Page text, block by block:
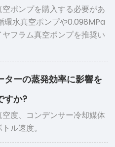
ポンプを購入する必要があ
環水真空ポンプや0.098MPa
フラム真空ポンプを推奨い
ターの蒸発効率に影響を
すか?
度、コンデンサー冷却媒体
ル速度。